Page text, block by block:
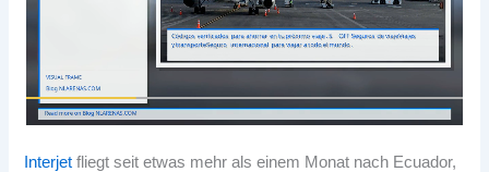
Interjet fliegt seit etwas mehr als einem Monat nach Ecuador,